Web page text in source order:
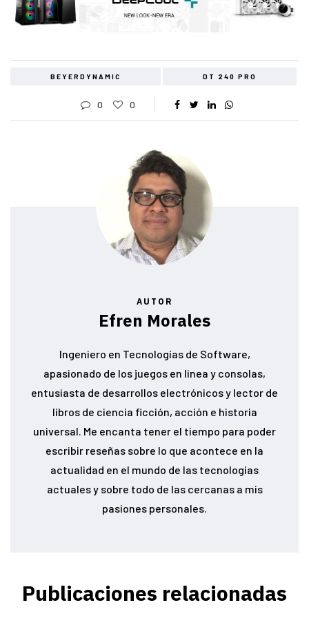
BEYERDYNAMIC DT 240 PRO
0 0
AUTOR
Efren Morales
Ingeniero en Tecnologías de Software,
apasionado de los juegos en linea y consolas,
entusiasta de desarrollos electrónicos y lector de
libros de ciencia ficción, acción e historia
universal. Me encanta tener el tiempo para poder
escribir reseñas sobre lo que acontece en la
actualidad en el mundo de las tecnologías
actuales y sobre todo de las cercanas a mis
pasiones personales.
Publicaciones relacionadas